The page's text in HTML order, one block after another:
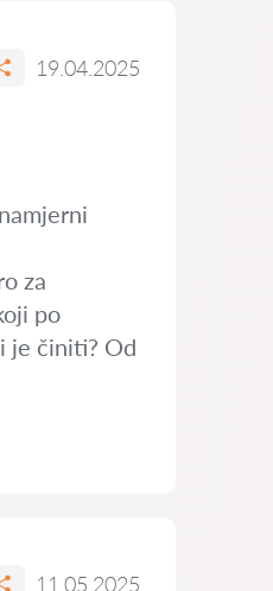
19.04.2025
za
po
je činiti? Od
11.05.2025